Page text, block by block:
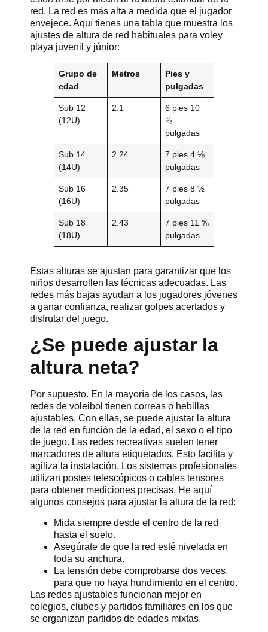
red. La red es más alta a medida que el jugador
envejece. Aquí tienes una tabla que muestra los
ajustes de altura de red habituales para voley
playa juvenil y júnior:
Grupo de
edad
Metros
Pies y
pulgadas
Sub 12
(12U)
2.1
6 pies 10
⅞
pulgadas
Sub 14
(14U)
2.24
7 pies 4 ⅛
pulgadas
Sub 16
(16U)
2.35
7 pies 8 ½
pulgadas
Sub 18
(18U)
2.43
7 pies 11 ⅝
pulgadas
Estas alturas se ajustan para garantizar que los
niños desarrollen las técnicas adecuadas. Las
redes más bajas ayudan a los jugadores jóvenes
a ganar confianza, realizar golpes acertados y
disfrutar del juego.
¿Se puede ajustar la
altura neta?
Por supuesto. En la mayoría de los casos, las
redes de voleibol tienen correas o hebillas
ajustables. Con ellas, se puede ajustar la altura
de la red en función de la edad, el sexo o el tipo
de juego. Las redes recreativas suelen tener
marcadores de altura etiquetados. Esto facilita y
agiliza la instalación. Los sistemas profesionales
utilizan postes telescópicos o cables tensores
para obtener mediciones precisas. He aquí
algunos consejos para ajustar la altura de la red:
Mida siempre desde el centro de la red
hasta el suelo.
Asegúrate de que la red esté nivelada en
toda su anchura.
La tensión debe comprobarse dos veces,
para que no haya hundimiento en el centro.
Las redes ajustables funcionan mejor en
colegios, clubes y partidos familiares en los que
se organizan partidos de edades mixtas.